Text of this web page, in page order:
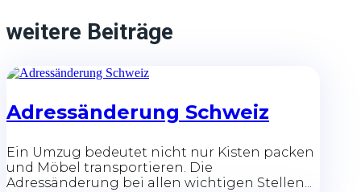
weitere Beiträge
Adressänderung Schweiz
Ein Umzug bedeutet nicht nur Kisten packen
und Möbel transportieren. Die
Adressänderung bei allen wichtigen Stellen...